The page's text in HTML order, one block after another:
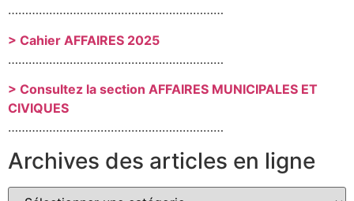
………………………………………………………
> Cahier AFFAIRES 2025
………………………………………………………
> Consultez la section AFFAIRES MUNICIPALES ET
CIVIQUES
………………………………………………………
Archives des articles en ligne